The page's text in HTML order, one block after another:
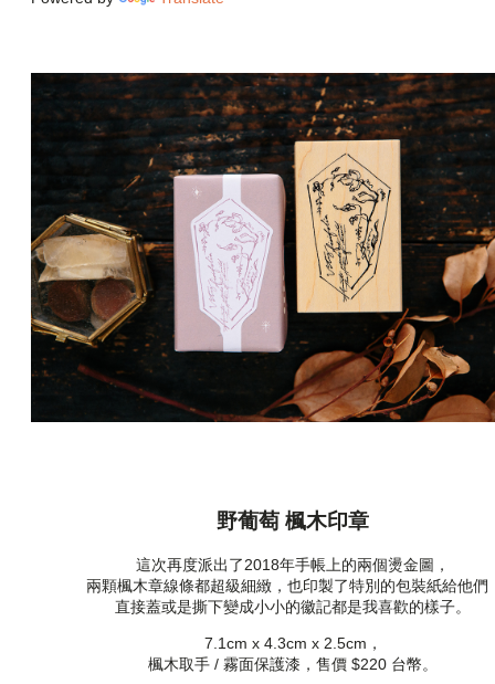
野葡萄 楓木印章
這次再度派出了2018年手帳上的兩個燙金圖，
兩顆楓木章線條都超級細緻， 也印製了特別的包裝紙給他們
直接蓋或是撕下變成小小的徽記都是我喜歡的樣子。
7.1cm x 4.3cm x 2.5cm，
楓木取手 / 霧面保護漆，售價 $220 台幣。